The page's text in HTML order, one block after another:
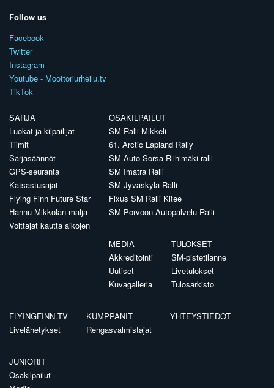
Follow us
Facebook
Twitter
Instagram
Youtube - Moottoriurheilu.tv
TikTok
SARJA
Luokat ja kilpailijat
Tiimit
Sarjasäännöt
GPS-seuranta
Katsastusajat
Flying Finn Future Star
Hannu Mikkolan malja
Voittajat kautta aikojen
OSAKILPAILUT
SM Ralli Mikkeli
61. Arctic Lapland Rally
SM Auto Sorsa Riihimäki-ralli
SM Imatra Ralli
SM Jyväskylä Ralli
Fixus SM Ralli Kitee
SM Porvoon Autopalvelu Ralli
MEDIA
Akkreditointi
Uutiset
Kuvagalleria
TULOKSET
SM-pistetilanne
Livetulokset
Tulosarkisto
FLYINGFINN.TV
Livelähetykset
KUMPPANIT
Rengasvalmistajat
YHTEYSTIEDOT
JUNIORIT
Osakilpailut